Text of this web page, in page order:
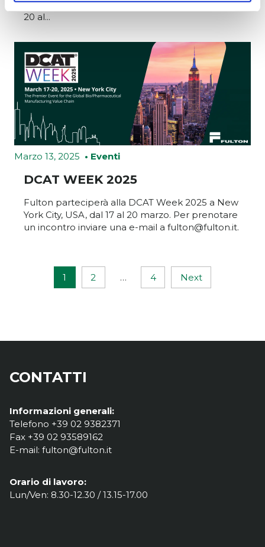
Barcelona Gran Via, Av. Joan Carles I, Spagna, dal
20 al...
Marzo 13, 2025 • Eventi
DCAT WEEK 2025
Fulton parteciperà alla DCAT Week 2025 a New
York City, USA, dal 17 al 20 marzo. Per prenotare
un incontro inviare una e-mail a fulton@fulton.it.
1 2 … 4 Next
CONTATTI
Informazioni generali:
Telefono +39 02 9382371
Fax +39 02 93589162
E-mail: fulton@fulton.it
Orario di lavoro:
Lun/Ven: 8.30-12.30 / 13.15-17.00